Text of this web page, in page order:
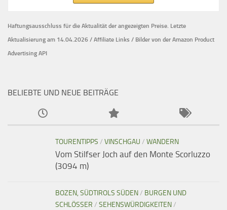
Haftungsausschluss für die Aktualität der angezeigten Preise. Letzte
Aktualisierung am 14.04.2026 / Affiliate Links / Bilder von der Amazon Product
Advertising API
BELIEBTE UND NEUE BEITRÄGE
TOURENTIPPS / VINSCHGAU / WANDERN
Vom Stilfser Joch auf den Monte Scorluzzo
(3094 m)
BOZEN, SÜDTIROLS SÜDEN/ BURGEN UND
SCHLÖSSER / SEHENSWÜRDIGKEITEN/